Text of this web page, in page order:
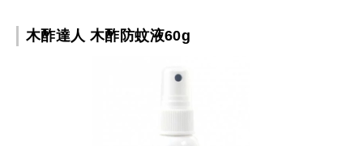
木酢達人 木酢防蚊液60g